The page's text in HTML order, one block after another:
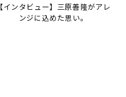
【インタビュー】三原善隆がアレ
ンジに込めた思い。